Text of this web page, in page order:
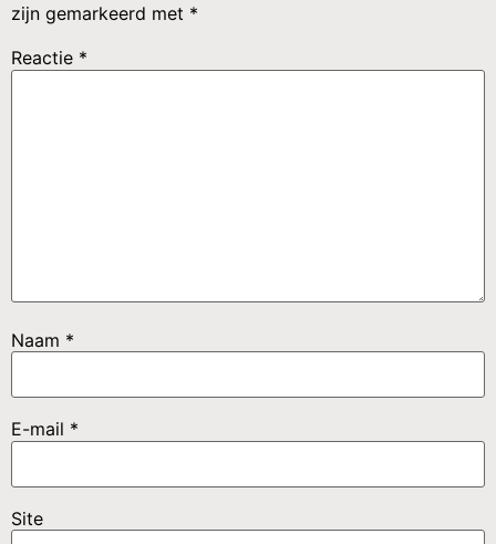
zijn gemarkeerd met *
Reactie *
Naam *
E-mail *
Site